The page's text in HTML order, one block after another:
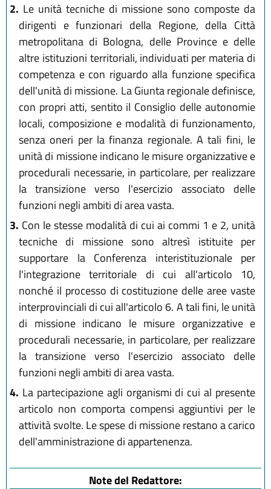
2. Le unità tecniche di missione sono composte da
dirigenti e funzionari della Regione, della Città
metropolitana di Bologna, delle Province e delle
altre istituzioni territoriali, individuati per materia di
competenza e con riguardo alla funzione specifica
dell'unità di missione. La Giunta regionale definisce,
con propri atti, sentito il Consiglio delle autonomie
locali, composizione e modalità di funzionamento,
senza oneri per la finanza regionale. A tali fini, le
unità di missione indicano le misure organizzative e
procedurali necessarie, in particolare, per realizzare
la transizione verso l'esercizio associato delle
funzioni negli ambiti di area vasta.
3. Con le stesse modalità di cui ai commi 1 e 2, unità
tecniche di missione sono altresì istituite per
supportare la Conferenza interistituzionale per
l'integrazione territoriale di cui all'articolo 10,
nonché il processo di costituzione delle aree vaste
interprovinciali di cui all'articolo 6. A tali fini, le unità
di missione indicano le misure organizzative e
procedurali necessarie, in particolare, per realizzare
la transizione verso l'esercizio associato delle
funzioni negli ambiti di area vasta.
4. La partecipazione agli organismi di cui al presente
articolo non comporta compensi aggiuntivi per le
attività svolte. Le spese di missione restano a carico
dell'amministrazione di appartenenza.
Note del Redattore: